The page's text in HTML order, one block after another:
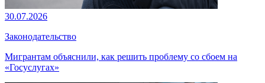
30.07.2026
Законодательство
Мигрантам объяснили, как решить проблему со сбоем на
«Госуслугах»